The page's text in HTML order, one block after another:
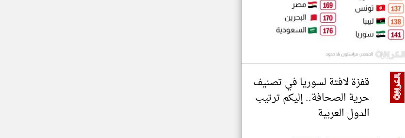
قفزة لافتة لسوريا في تصنيف
حرية الصحافة.. إليكم ترتيب
الدول العربية